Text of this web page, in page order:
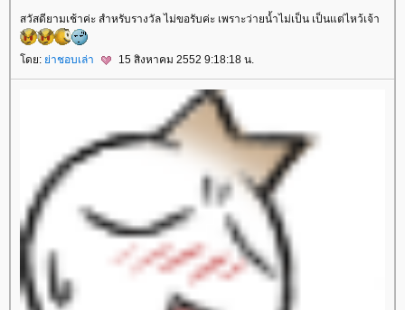
สวัสดียามเช้าค่ะ สำหรับรางวัล ไม่ขอรับค่ะ เพราะว่ายน้ำไม่เป็น เป็นแต่ไหว้เจ้า
ดย: ่าชอบเล่า 15 สิงหาคม 2552 9:18:18 น.